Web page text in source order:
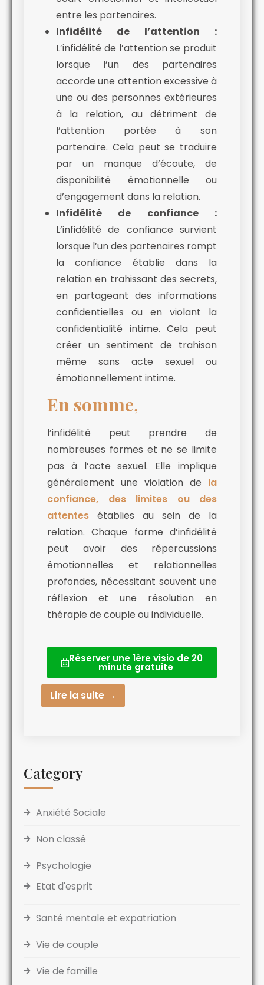
entre les partenaires.
Infidélité de l’attention :
L’infidélité de l’attention se produit
lorsque l’un des partenaires
accorde une attention excessive à
une ou des personnes extérieures
à la relation, au détriment de
l’attention portée à son
partenaire. Cela peut se traduire
par un manque d’écoute, de
disponibilité émotionnelle ou
d’engagement dans la relation.
Infidélité de confiance :
L’infidélité de confiance survient
lorsque l’un des partenaires rompt
la confiance établie dans la
relation en trahissant des secrets,
en partageant des informations
confidentielles ou en violant la
confidentialité intime. Cela peut
créer un sentiment de trahison
même sans acte sexuel ou
émotionnellement intime.
En somme,
l’infidélité peut prendre de
nombreuses formes et ne se limite
pas à l’acte sexuel. Elle implique
généralement une violation de la
confiance, des limites ou des
attentes établies au sein de la
relation. Chaque forme d’infidélité
peut avoir des répercussions
émotionnelles et relationnelles
profondes, nécessitant souvent une
réflexion et une résolution en
thérapie de couple ou individuelle.
Réserver une 1ère visio de 20
minute gratuite
Lire la suite →
Category
Anxiété Sociale
Non classé
Psychologie
Etat d'esprit
Santé mentale et expatriation
Vie de couple
Vie de famille